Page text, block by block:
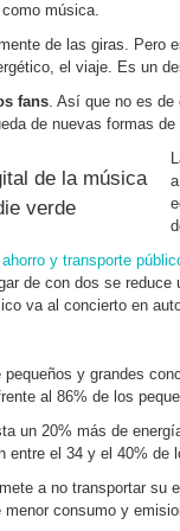
música.
de las giras. Pero
el viaje. Es un
fans. Así que no es de
de nuevas formas
de la música
verde
y transporte
de con dos se
va al concierto en
y grandes
al 86% de los
un 20% más de
entre el 34 y el 40% de
a no transportar su
consumo y